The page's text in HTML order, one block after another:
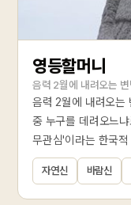
영등할머니
음력 2월에 내려오는
음력 2월에 내려오는
중 누구를 데려오느
무관심'이라는 한국
자연신 바람신